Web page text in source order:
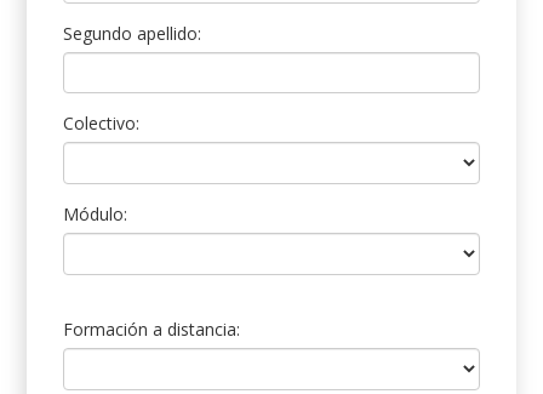
Segundo apellido:
Colectivo:
Módulo:
Formación a distancia: